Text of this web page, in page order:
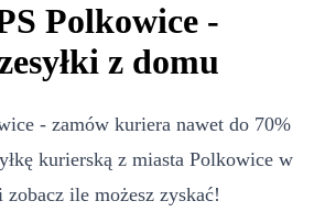
Polkowice -
z domu
- zamów kuriera nawet do 70%
kurierską z miasta Polkowice w
ile możesz zyskać!